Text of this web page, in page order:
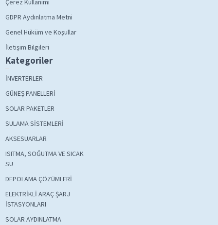
Çerez Kullanımı
GDPR Aydınlatma Metni
Genel Hüküm ve Koşullar
İletişim Bilgileri
Kategoriler
İNVERTERLER
GÜNEŞ PANELLERİ
SOLAR PAKETLER
SULAMA SİSTEMLERİ
AKSESUARLAR
ISITMA, SOĞUTMA VE SICAK
SU
DEPOLAMA ÇÖZÜMLERİ
ELEKTRİKLİ ARAÇ ŞARJ
İSTASYONLARI
SOLAR AYDINLATMA